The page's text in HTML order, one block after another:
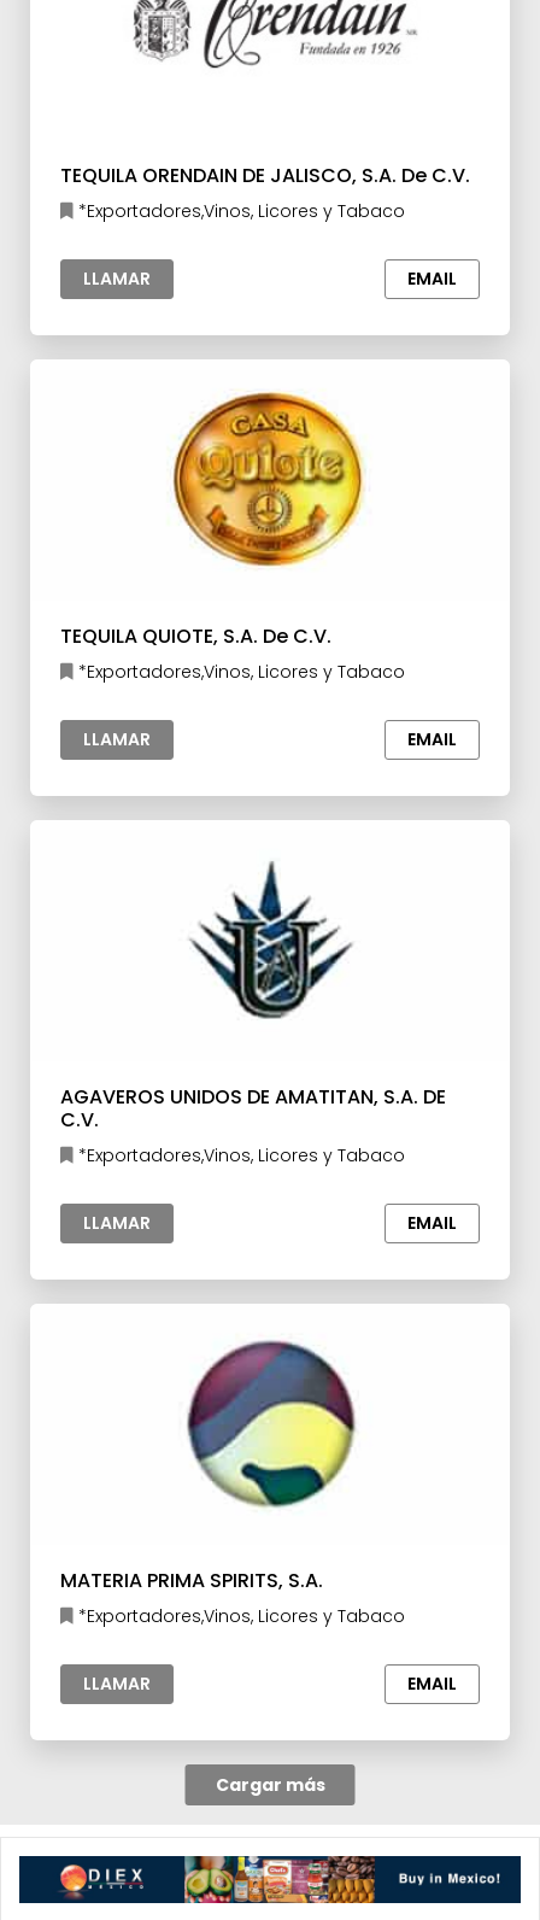
TEQUILA ORENDAIN DE JALISCO, S.A. De C.V.
*Exportadores,Vinos, Licores y Tabaco
LLAMAR EMAIL
TEQUILA QUIOTE, S.A. De C.V.
*Exportadores,Vinos, Licores y Tabaco
LLAMAR EMAIL
AGAVEROS UNIDOS DE AMATITAN, S.A. DE
C.V.
*Exportadores,Vinos, Licores y Tabaco
LLAMAR EMAIL
MATERIA PRIMA SPIRITS, S.A.
*Exportadores,Vinos, Licores y Tabaco
LLAMAR EMAIL
Cargar más